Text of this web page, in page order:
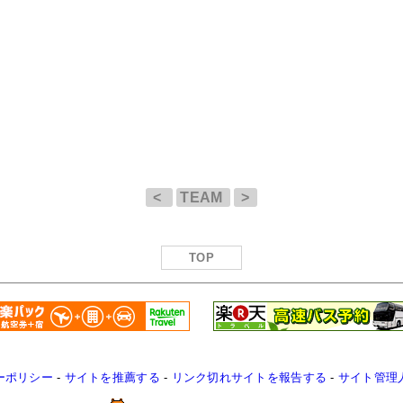
< TEAM >
TOP
ポリシー - サイトを推薦する - リンク切れサイトを報告する - サイト管理